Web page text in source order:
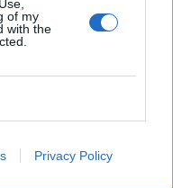
of my
with the
Privacy Policy